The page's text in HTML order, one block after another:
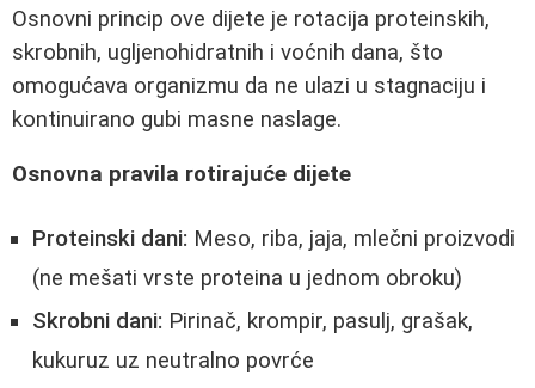
Osnovni princip ove dijete je rotacija proteinskih,
skrobnih, ugljenohidratnih i voćnih dana, što
omogućava organizmu da ne ulazi u stagnaciju i
kontinuirano gubi masne naslage.
Osnovna pravila rotirajuće dijete
Proteinski dani: Meso, riba, jaja, mlečni proizvodi
(ne mešati vrste proteina u jednom obroku)
Skrobni dani: Pirinač, krompir, pasulj, grašak,
kukuruz uz neutralno povrće